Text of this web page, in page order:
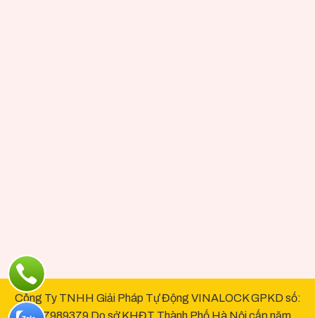
Công Ty TNHH Giải Pháp Tự Động VINALOCK GPKD số:
0107989379 Do sở KHĐT Thành Phố Hà Nội cấp năm